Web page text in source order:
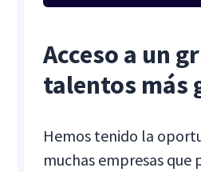
Acceso a un
talentos más
Hemos tenido la
muchas empresas que